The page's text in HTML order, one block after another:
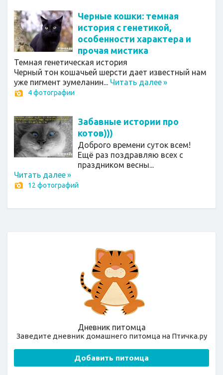
Черные кошки: темная
история с генетикой,
особенности характера и
прочая мистика
Темная генетическая история
Черный тон кошачьей шерсти дает известный нам
уже пигмент эумеланин... Читать далее»
4 фотографии
Забавные истории про
котов)))
Доброго времени суток всем!
Ещё раз поздравляю всех с
праздником весны...
Читать далее»
12 фотографий
Дневник питомца
Заведите дневник домашнего питомца на Птичка.ру
Добавить питомца